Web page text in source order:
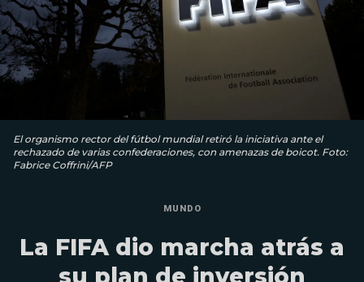
El organismo rector del fútbol mundial retiró la iniciativa ante el
rechazado de varias confederaciones, con amenazas de boicot. Foto:
Fabrice Coffrini/AFP
MUNDO
La FIFA dio marcha atrás a
su plan de inversión